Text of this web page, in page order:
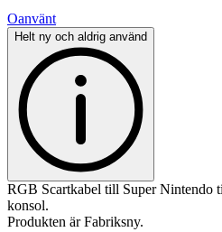
Oanvänt
Helt ny och aldrig använd
RGB Scartkabel till Super Nintendo
konsol.
Produkten är Fabriksny.